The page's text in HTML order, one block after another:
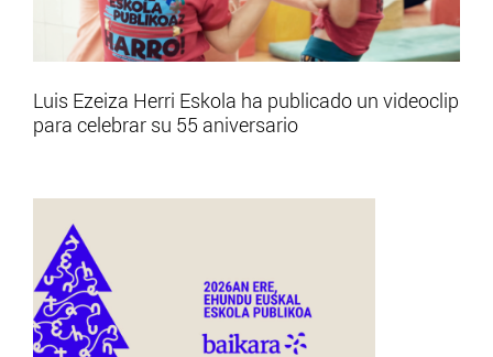
Luis Ezeiza Herri Eskola ha publicado un videoclip
para celebrar su 55 aniversario